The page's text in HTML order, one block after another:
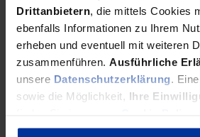
Drittanbietern , die mittels Cookies
ebenfalls Informationen zu Ihrem
erheben und eventuell mit weiteren
zusammenführen. Ausführliche
unsere Datenschutzerklärung . Eine
sowie die Möglichkeit, Ihre
Es gibt deutliche Anzeichen dafür, dass
Zinsaufwendungen steigen werden.
25 Jahre bdp